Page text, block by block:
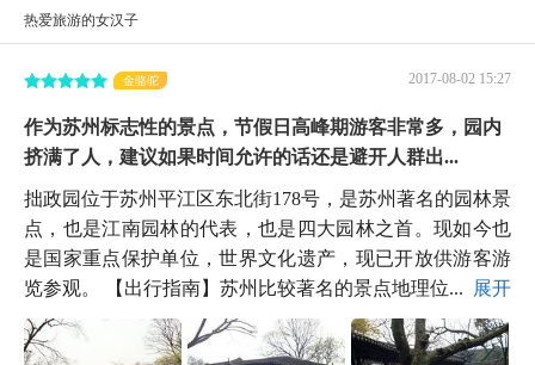
热爱旅游的女汉子
2017-08-02 15:27
金骆驼
作为苏州标志性的景点，节假日高峰期游客非常多，园内
挤满了人，建议如果时间允许的话还是避开人群出...
拙政园位于苏州平江区东北街178号，是苏州著名的园林景
点，也是江南园林的代表，也是四大园林之首。现如今也
是国家重点保护单位，世界文化遗产，现已开放供游客游
览参观。 【出行指南】苏州比较著名的景点地理位...
展开